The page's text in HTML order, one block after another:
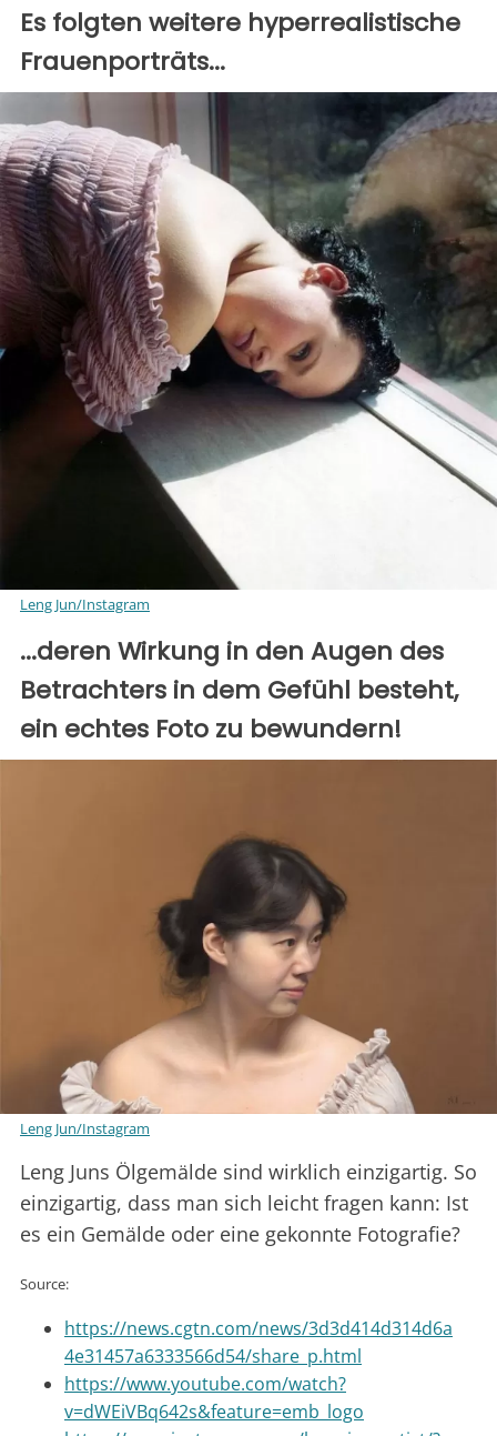
Es folgten weitere hyperrealistische
Frauenporträts...
Leng Jun/Instagram
...deren Wirkung in den Augen des
Betrachters in dem Gefühl besteht,
ein echtes Foto zu bewundern!
Leng Jun/Instagram
Leng Juns Ölgemälde sind wirklich einzigartig. So
einzigartig, dass man sich leicht fragen kann: Ist
es ein Gemälde oder eine gekonnte Fotografie?
Source:
https://news.cgtn.com/news/3d3d414d314d6a
4e31457a6333566d54/share_p.html
https://www.youtube.com/watch?
v=dWEiVBq642s&feature=emb_logo